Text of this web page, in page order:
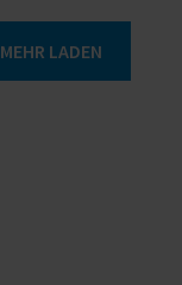
MEHR LADEN